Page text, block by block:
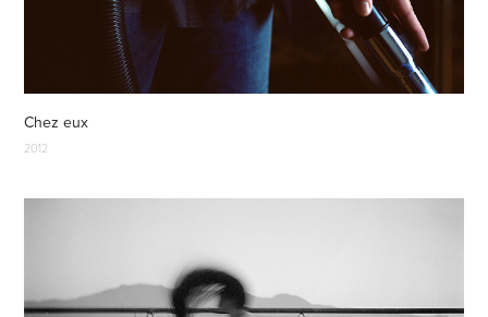
Chez eux
2012